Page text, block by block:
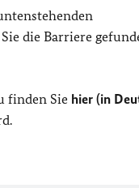
die Barriere
finden Sie hier (in